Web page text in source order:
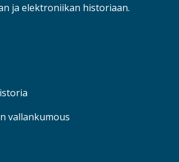
ja elektroniikan historiaan.
vallankumous